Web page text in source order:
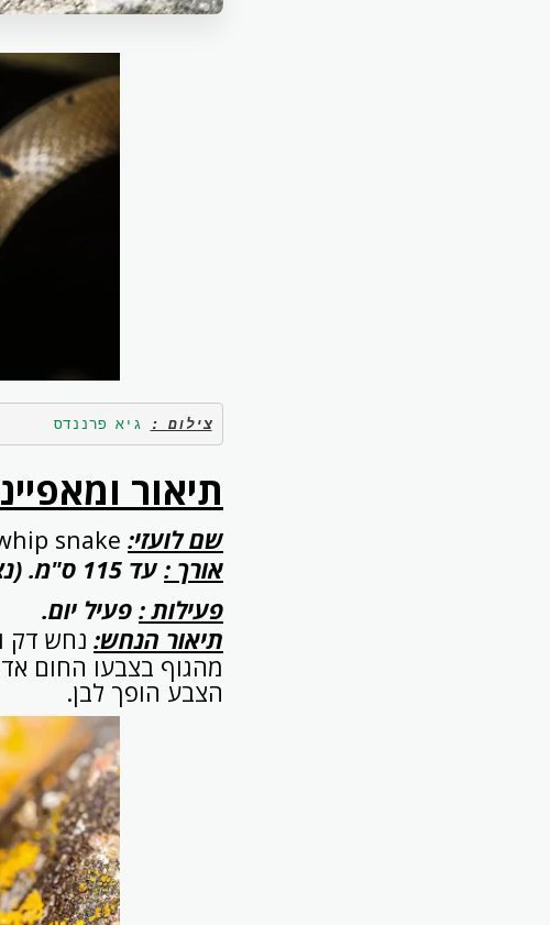
צילום : גיא פרננדס
תיאור
שם לועזי: snake
אורך : עד 115 ס"מ. (נצפו פרטים גדולים יותר)
פעילות : פעיל יום.
תיאור הנחש: נחש דק
מהגוף בצבעו החום
הצבע הופך לבן.